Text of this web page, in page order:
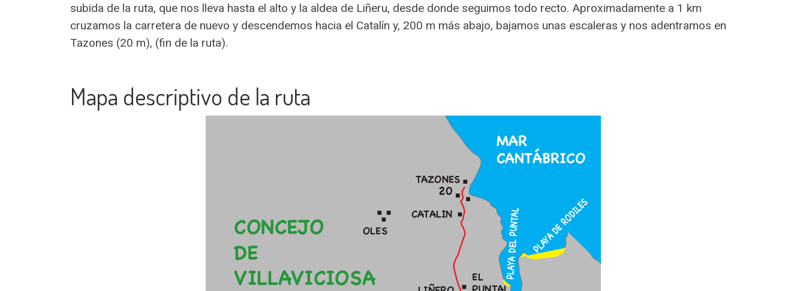
subida de la ruta, que nos lleva hasta el alto y la aldea de Liñeru, desde donde seguimos todo recto. Aproximadamente a 1 km
cruzamos la carretera de nuevo y descendemos hacia el Catalín y, 200 m más abajo, bajamos unas escaleras y nos adentramos en
Tazones (20 m), (fin de la ruta).
Mapa descriptivo de la ruta